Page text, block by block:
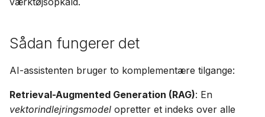
Українська
Ollama
Brug af andre udbydere
Sådan fungerer det
AI-assistenten bruger to komplementære tilgange:
Retrieval-Augmented Generation (RAG): En
vektorindlejringsmodel opretter et indeks over alle